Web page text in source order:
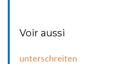
Voir aussi
unterschreiten